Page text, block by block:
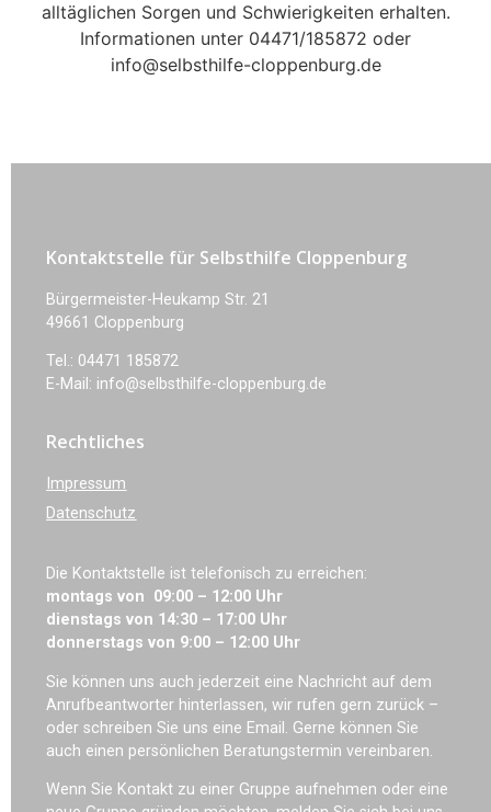
alltäglichen Sorgen und Schwierigkeiten erhalten.
Informationen unter 04471/185872 oder
info@selbsthilfe-cloppenburg.de
Kontaktstelle für Selbsthilfe Cloppenburg
Bürgermeister-Heukamp Str. 21
49661 Cloppenburg
Tel.: 04471 185872
E-Mail: info@selbsthilfe-cloppenburg.de
Rechtliches
Impressum
Datenschutz
Die Kontaktstelle ist telefonisch zu erreichen:
montags von 09:00 – 12:00 Uhr
dienstags von 14:30 – 17:00 Uhr
donnerstags von 9:00 – 12:00 Uhr
Sie können uns auch jederzeit eine Nachricht auf dem
Anrufbeantworter hinterlassen, wir rufen gern zurück –
oder schreiben Sie uns eine Email. Gerne können Sie
auch einen persönlichen Beratungstermin vereinbaren.
Wenn Sie Kontakt zu einer Gruppe aufnehmen oder eine